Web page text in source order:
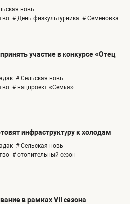
новь
# День физкультурника # Семёновка
участие в конкурсе «Отец
# Сельская новь
# нацпроект «Семья»
инфраструктуру к холодам
# Сельская новь
# отопительный сезон
в рамках VII сезона